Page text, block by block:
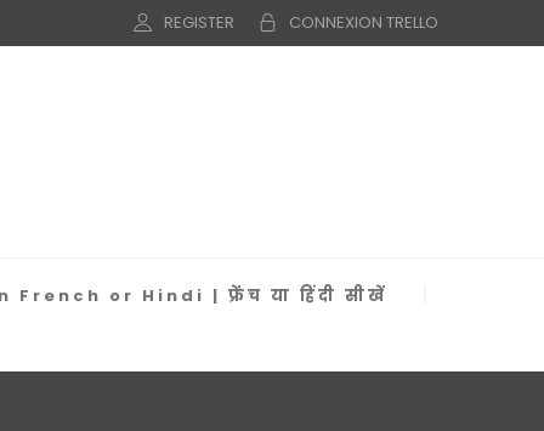
CONNEXION TRELLO
REGISTER
French or Hindi | फ्रेंच या हिंदी सीखें